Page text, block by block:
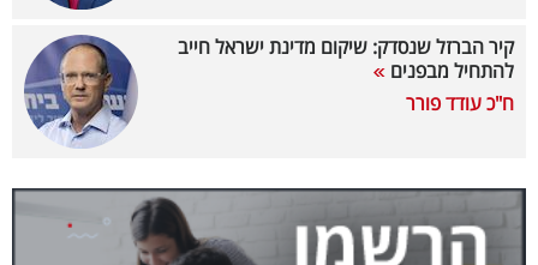
ניוזלטרים
קיר הברזל שנסדק: שיקום מדינת ישראל חייב
להתחיל מבפנים
ח"כ עודד פורר